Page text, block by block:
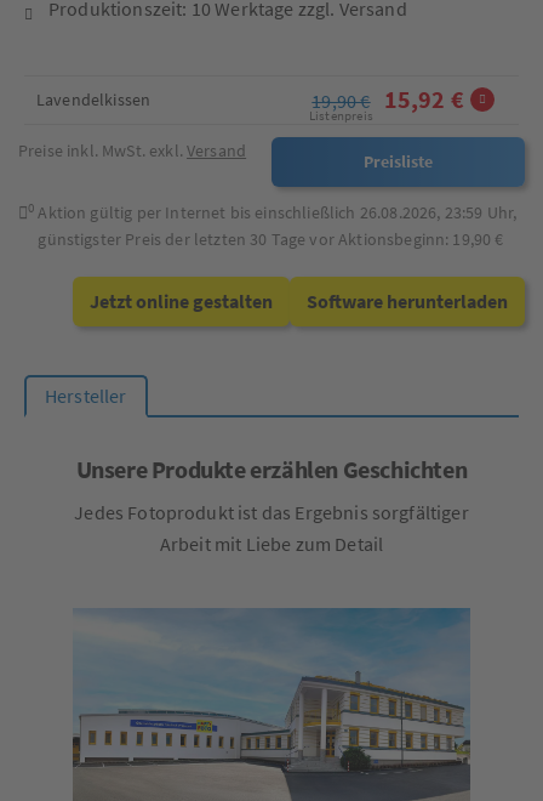
Produktionszeit: 10 Werktage zzgl. Versand
Lavendelkissen 19,90 €
Listenpreis
15,92 €
Preisliste
Preise inkl. MwSt. exkl.Versand
0 Aktion gültig per Internet bis einschließlich 26.08.2026, 23:59 Uhr,
günstigster Preis der letzten 30 Tage vor Aktionsbeginn: 19,90 €
Jetzt online gestalten Software herunterladen
Hersteller
Unsere Produkte erzählen Geschichten
Jedes Fotoprodukt ist das Ergebnis sorgfältiger
Arbeit mit Liebe zum Detail